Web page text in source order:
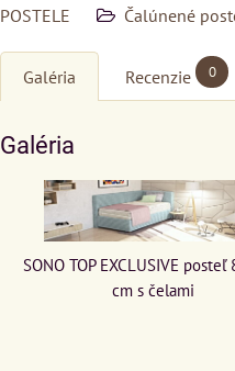
POSTELE Čalúnené
Galéria Recenzie 0
Galéria
SONO TOP EXCLUSIVE
cm s čelami